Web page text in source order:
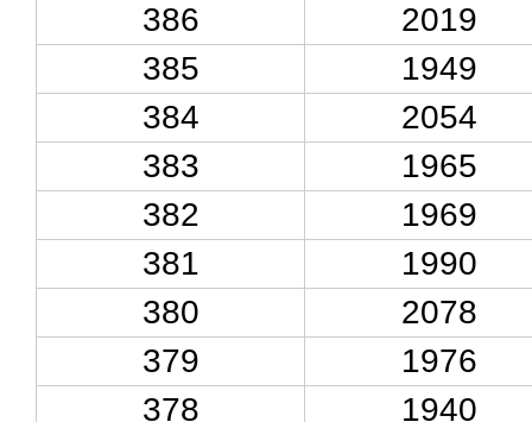
386
2019
385
1949
384
2054
383
1965
382
1969
381
1990
380
2078
379
1976
378
1940